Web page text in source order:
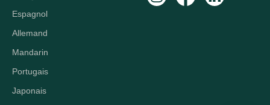
Espagnol
Allemand
Mandarin
Portugais
Japonais